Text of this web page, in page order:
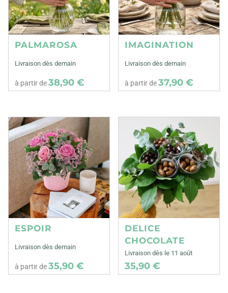
PALMAROSA
Livraison dès demain
à partir de38,90 €
IMAGINATION
Livraison dès demain
à partir de37,90 €
ESPOIR
Livraison dès demain
à partir de35,90 €
DELICE
CHOCOLATE
Livraison dès le 11 août
35,90 €